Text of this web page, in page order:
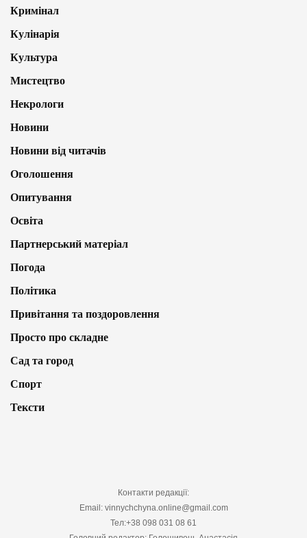
Кримінал
Кулінарія
Культура
Мистецтво
Некрологи
Новини
Новини від читачів
Оголошення
Опитування
Освіта
Партнерський матеріал
Погода
Політика
Привітання та поздоровлення
Просто про складне
Сад та город
Спорт
Тексти
Контакти редакції:
Email: vinnychchyna.online@gmail.com
Тел:+38 098 031 08 61